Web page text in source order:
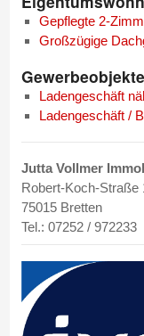
Gepflegte 2-
Großzügige
Gewerbeobjekte
Ladengeschäft
Ladengeschäft /
Jutta Vollmer
Robert-Koch-Straße
75015 Bretten
Tel.: 07252 / 972233